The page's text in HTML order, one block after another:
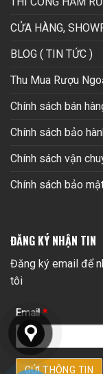
CỬA HÀNG,
BLOG ( TIN TỨC )
Thu Mua Rượu
Chính sách bán
Chính sách bảo
Chính sách vận
Chính sách bảo
ĐĂNG KÝ NHẬN TIN
Đăng ký email để
tôi
Email *